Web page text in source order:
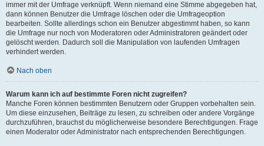
immer mit der Umfrage verknüpft. Wenn niemand eine Stimme abgegeben hat,
dann können Benutzer die Umfrage löschen oder die Umfrageoption
bearbeiten. Sollte allerdings schon ein Benutzer abgestimmt haben, so kann
die Umfrage nur noch von Moderatoren oder Administratoren geändert oder
gelöscht werden. Dadurch soll die Manipulation von laufenden Umfragen
verhindert werden.
Nach oben
Warum kann ich auf bestimmte Foren nicht zugreifen?
Manche Foren können bestimmten Benutzern oder Gruppen vorbehalten sein.
Um diese einzusehen, Beiträge zu lesen, zu schreiben oder andere Vorgänge
durchzuführen, brauchst du möglicherweise besondere Berechtigungen. Frage
einen Moderator oder Administrator nach entsprechenden Berechtigungen.